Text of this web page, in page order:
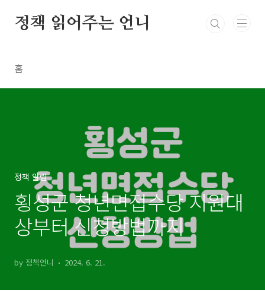
정책 읽어주는 언니
홈
정책 알림
횡성군 청년면접수당 지원대
상부터 신청방법까지
by 정책언니 2024. 6. 21.